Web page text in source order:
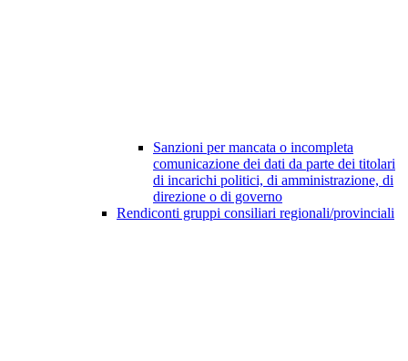
Sanzioni per mancata o incompleta
comunicazione dei dati da parte dei titolari
di incarichi politici, di amministrazione, di
direzione o di governo
Rendiconti gruppi consiliari regionali/provinciali